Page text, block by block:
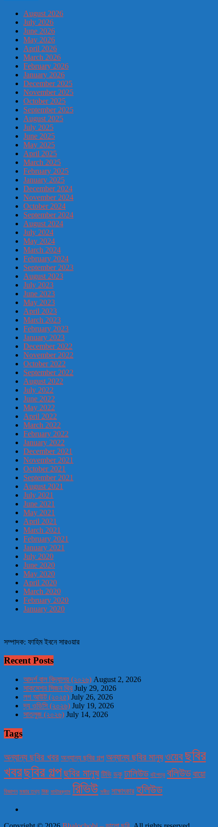
August 2026
July 2026
June 2026
May 2026
April 2026
March 2026
February 2026
January 2026
December 2025
November 2025
October 2025
September 2025
August 2025
July 2025
June 2025
May 2025
April 2025
March 2025
February 2025
January 2025
December 2024
November 2024
October 2024
September 2024
August 2024
July 2024
May 2024
March 2024
February 2024
September 2023
August 2023
July 2023
June 2023
May 2023
April 2023
March 2023
February 2023
January 2023
December 2022
November 2022
October 2022
September 2022
August 2022
July 2022
June 2022
May 2022
April 2022
March 2022
February 2022
January 2022
December 2021
November 2021
October 2021
September 2021
August 2021
July 2021
June 2021
May 2021
April 2021
March 2021
February 2021
January 2021
July 2020
June 2020
May 2020
April 2020
March 2020
February 2020
January 2020
সম্পাদক: ফাহিম ইবনে সারওয়ার
Recent Posts
আদর্শ বাল বিদ্যালয় (২০২৬) August 2, 2026
সাকসেশন সিজন থ্রি July 29, 2026
লগ আউট (২০২৫) July 26, 2026
দ্য ওডিসি (২০২৬) July 19, 2026
সাতলুজ (২০২৬) July 14, 2026
Tags
অন্যান্য ছবির খবর অন্যান্য ছবির গল্প অন্যান্য ছবির মানুষওয়েবছবির
খবরছবির গল্পছবির মানুষ টিভি ডকু ঢালিউড বইপত্র বলিউড বায়ো
বিজ্ঞাপন মজার তথ্য মঞ্চ মাস্টারক্লাস রিভিউ সঙ্গীত সাক্ষাৎকার হলিউড